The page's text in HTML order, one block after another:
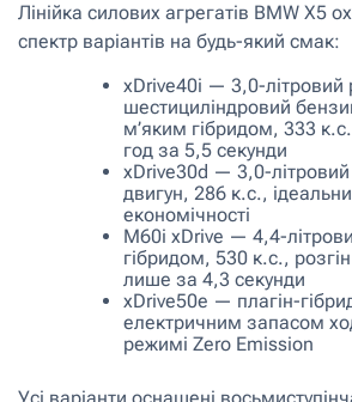
Лінійка силових агрегатів BMW X5
спектр варіантів на будь-який смак:
xDrive40i — 3,0-літровий
шестициліндровий
м’яким гібридом, 333
год за 5,5 секунди
xDrive30d — 3,0-
двигун, 286 к.с.,
економічності
M60i xDrive — 4,4-
гібридом, 530 к.с.,
лише за 4,3 секунди
xDrive50e — плагін-
електричним запасом
режимі Zero Emission